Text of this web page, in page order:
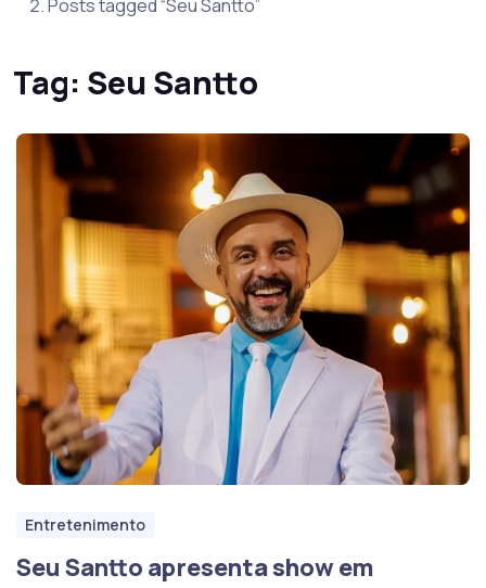
Posts tagged “Seu Santto”
Tag: Seu Santto
Entretenimento
Seu Santto apresenta show em